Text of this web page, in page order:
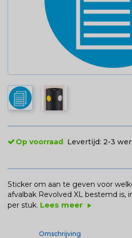
Op voorraad Levertijd: 2-3
Sticker om aan te geven voor
afvalbak Revolved XL bestemd is,
per stuk. Lees meer play_arrow
Omschrijving